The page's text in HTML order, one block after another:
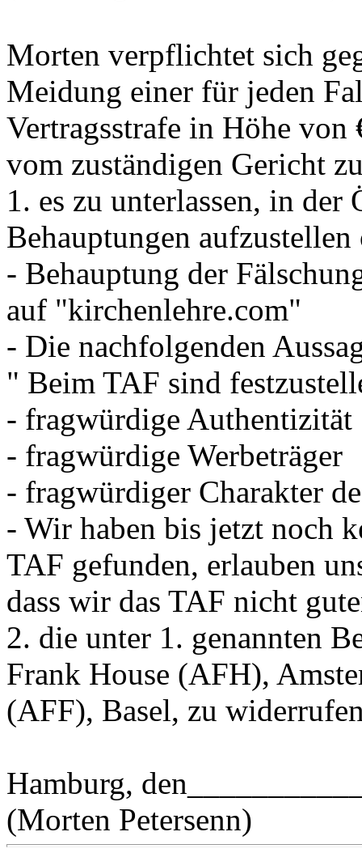
Morten verpflichtet sich
Meidung einer für jeden
Vertragsstrafe in Höhe
vom zuständigen Gericht
1. es zu unterlassen, in
Behauptungen
- Behauptung der
auf "kirchenlehre.com"
- Die nachfolgenden
" Beim TAF sind
- fragwürdige Authentizität
- fragwürdige Werbeträger
- fragwürdiger Charakter
- Wir haben bis jetzt noch
TAF gefunden, erlauben
dass wir das TAF nicht
2. die unter 1. genannten
Frank House (AFH),
(AFF), Basel, zu
Hamburg,
(Morten Petersenn)